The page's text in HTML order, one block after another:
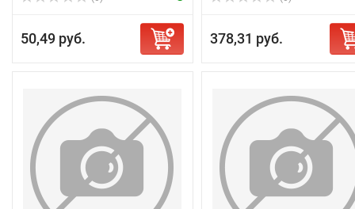
50,49 руб. 378,31 руб.